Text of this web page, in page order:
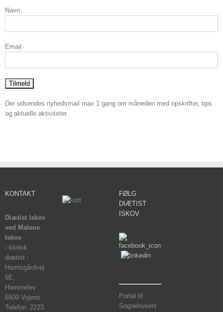
Navn
Email
Der udsendes nyhedsmail max 1 gang om måneden med opskrifter, tips
og aktuelle aktiviteter.
KONTAKT
Diætist Iskov
ved Malene
Iskov
- klinisk
diætist -
Hamisgårdvej
5E,
Hammelev
6500 Vojens
Telefon: 2223
FØLG
DIÆTIST
ISKOV
Portal til
Sognehusets